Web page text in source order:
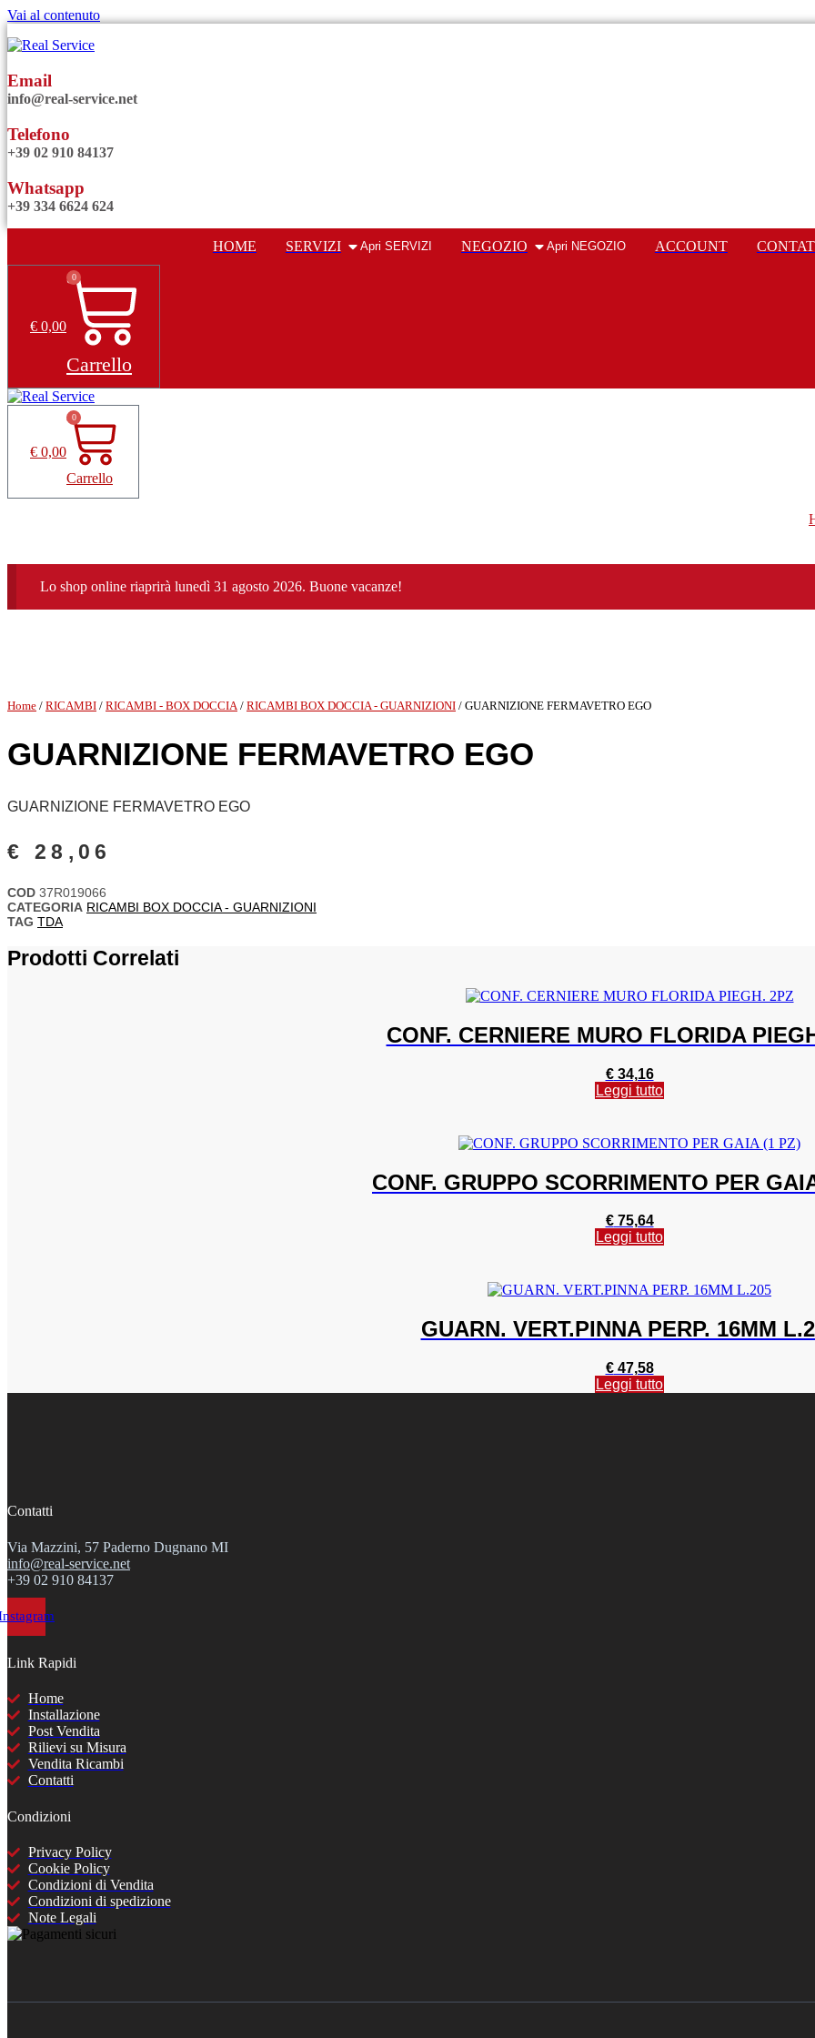
Vai al contenuto
Email
info@real-service.net
Telefono
+39 02 910 84137
Whatsapp
+39 334 6624 624
HOME SERVIZI Apri SERVIZI NEGOZIO Apri NEGOZIO ACCOUNT
€ 0,00
0
Carrello
€ 0,00
0
Carrello
Lo shop online riaprirà lunedì 31 agosto 2026. Buone vacanze!
Home / RICAMBI / RICAMBI - BOX DOCCIA / RICAMBI BOX DOCCIA - GUARNIZIONI / GUARNIZIONE FERMAVETRO EGO
GUARNIZIONE FERMAVETRO EGO
GUARNIZIONE FERMAVETRO EGO
€ 28,06
COD 37R019066
CATEGORIA RICAMBI BOX DOCCIA - GUARNIZIONI
TAG TDA
Prodotti Correlati
CONF. CERNIERE MURO FLORIDA
€34,16
Leggi tutto
CONF. GRUPPO SCORRIMENTO PER
€75,64
Leggi tutto
GUARN. VERT.PINNA PERP. 16MM
€47,58
Leggi tutto
Contatti
Via Mazzini, 57 Paderno Dugnano MI
info@real-service.net
+39 02 910 84137
Link Rapidi
Home
Installazione
Post Vendita
Rilievi su Misura
Vendita Ricambi
Contatti
Condizioni
Privacy Policy
Cookie Policy
Condizioni di Vendita
Condizioni di spedizione
Note Legali